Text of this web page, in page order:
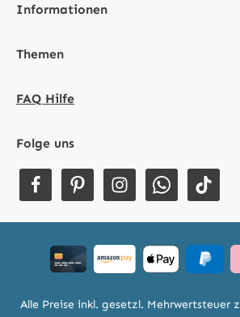
Informationen
Themen
FAQ Hilfe
Folge uns
Alle Preise inkl. gesetzl. Mehrwertsteuer